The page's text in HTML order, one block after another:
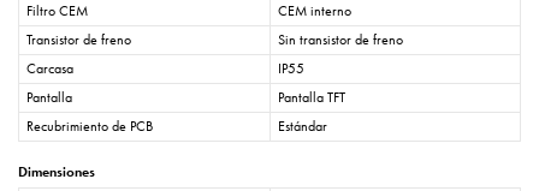
Filtro CEM
CEM interno
Transistor de freno
Sin transistor de freno
Carcasa
IP55
Pantalla
Pantalla TFT
Recubrimiento de PCB
Estándar
Dimensiones